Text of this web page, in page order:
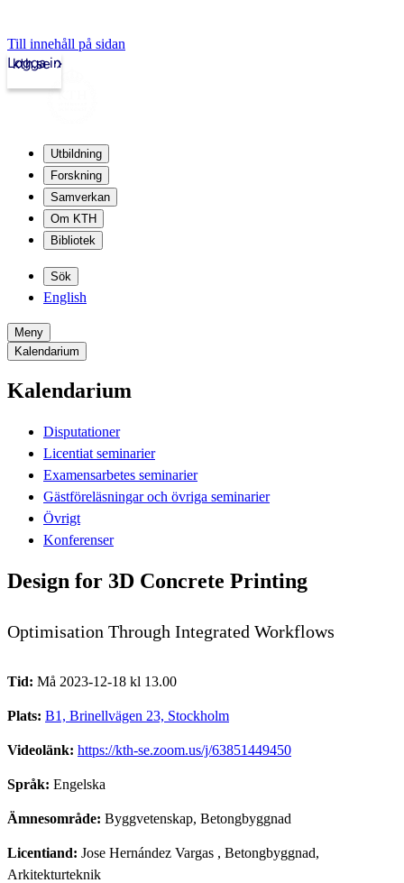
Till innehåll på sidan
kth.se
Logga in
Utbildning
Forskning
Samverkan
Om KTH
Bibliotek
Sök
English
Meny
Kalendarium
Kalendarium
Disputationer
Licentiat seminarier
Examensarbetes seminarier
Gästföreläsningar och övriga seminarier
Övrigt
Konferenser
Design for 3D Concrete Printing
Optimisation Through Integrated Workflows
Tid: Må 2023-12-18 kl 13.00
Plats: B1, Brinellvägen 23, Stockholm
Videolänk: https://kth-se.zoom.us/j/63851449450
Språk: Engelska
Ämnesområde: Byggvetenskap, Betongbyggnad
Licentiand: Jose Hernández Vargas , Betongbyggnad,
Arkitekturteknik